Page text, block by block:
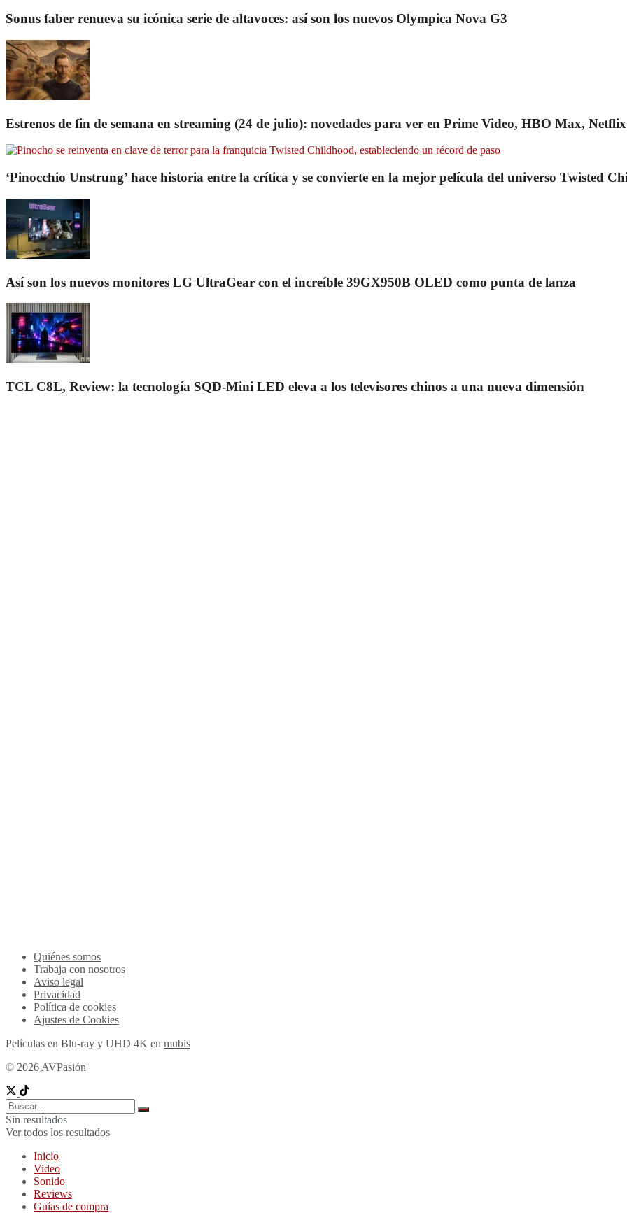
Sonus faber renueva su icónica serie de altavoces: así son los nuevos Olympica Nova G3
Estrenos de fin de semana en streaming (24 de julio): novedades para ver en Prime Video, HBO Max,
‘Pinocchio Unstrung’ hace historia entre la crítica y se convierte en la mejor película del universo Twisted
Así son los nuevos monitores LG UltraGear con el increíble 39GX950B OLED como punta de lanza
TCL C8L, Review: la tecnología SQD-Mini LED eleva a los televisores chinos a una nueva dimensión
Quiénes somos
Trabaja con nosotros
Aviso legal
Privacidad
Política de cookies
Ajustes de Cookies
Películas en Blu-ray y UHD 4K en mubis
© 2026 AVPasión
Sin resultados
Ver todos los resultados
Inicio
Video
Sonido
Reviews
Guías de compra